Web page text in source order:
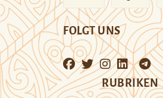
FOLGT UNS
RUBRIKEN